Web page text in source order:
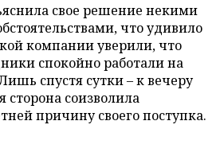
свое решение некими
что удивило
компании уверили, что
спокойно работали на
спустя сутки – к вечеру
сторона соизволила
причину своего поступка.